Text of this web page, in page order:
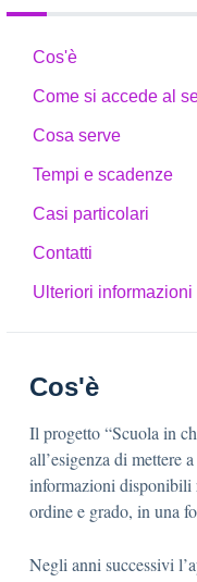
Cos'è
Come si accede al
Cosa serve
Tempi e scadenze
Casi particolari
Contatti
Ulteriori informazioni
Cos'è
Il progetto “Scuola in
all’esigenza di mettere
informazioni disponibili
ordine e grado, in una
Negli anni successivi